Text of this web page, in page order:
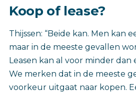
Koop of lease?
Thijssen: “Beide kan. Men kan
maar in de meeste gevallen
Leasen kan al voor minder dan
We merken dat in de meeste
voorkeur uitgaat naar kopen.